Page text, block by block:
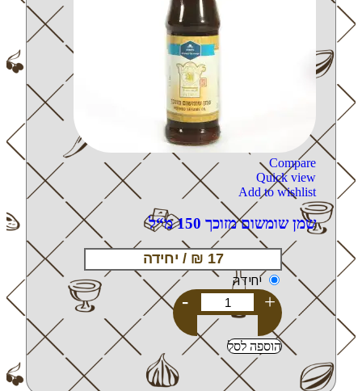
Compare
Quick view
Add to wishlist
שמן שומשום מזוכך 150 מ“ל
יחידה
+
-
הוספה לסל